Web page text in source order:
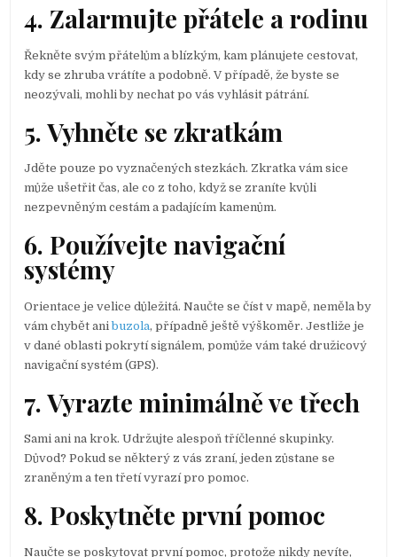
4. Zalarmujte přátele a rodinu
Řekněte svým přátelům a blízkým, kam plánujete cestovat,
kdy se zhruba vrátíte a podobně. V případě, že byste se
neozývali, mohli by nechat po vás vyhlásit pátrání.
5. Vyhněte se zkratkám
Jděte pouze po vyznačených stezkách. Zkratka vám sice
může ušetřit čas, ale co z toho, když se zraníte kvůli
nezpevněným cestám a padajícím kamenům.
6. Používejte navigační
systémy
Orientace je velice důležitá. Naučte se číst v mapě, neměla by
vám chybět anibuzola, případně ještě výškoměr. Jestliže je
v dané oblasti pokrytí signálem, pomůže vám také družicový
navigační systém (GPS).
7. Vyrazte minimálně ve třech
Sami ani na krok. Udržujte alespoň tříčlenné skupinky.
Důvod? Pokud se některý z vás zraní, jeden zůstane se
zraněným a ten třetí vyrazí pro pomoc.
8. Poskytněte první pomoc
Naučte se poskytovat první pomoc, protože nikdy nevíte,